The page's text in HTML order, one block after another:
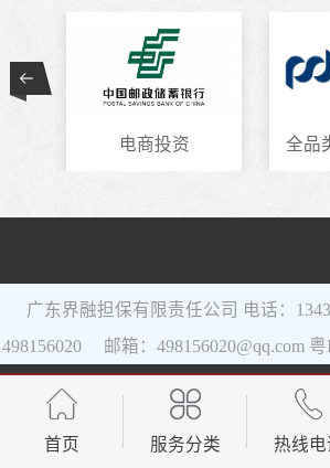
电商投资 全品
广东界融担保有限责任公司 电话：
498156020 邮箱：498156020@qq.com 粤
首页 服务分类 热线电